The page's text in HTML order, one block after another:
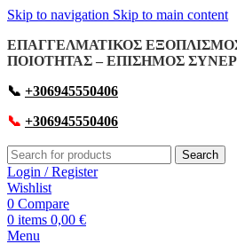
Skip to navigation Skip to main content
ΕΠΑΓΓΕΛΜΑΤΙΚΟΣ
ΠΟΙΟΤΗΤΑΣ – ΕΠΙΣΗΜΟΣ
📞 +306945550406
📞 +306945550406
Search
Login / Register
Wishlist
0 Compare
0 items 0,00 €
Menu